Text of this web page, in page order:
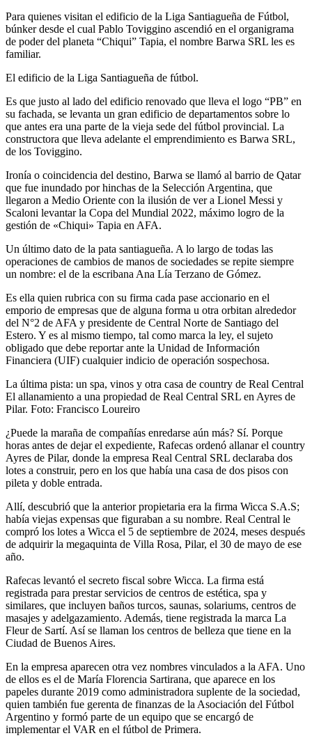
Para quienes visitan el edificio de la Liga Santiagueña de Fútbol,
búnker desde el cual Pablo Toviggino ascendió en el organigrama
de poder del planeta “Chiqui” Tapia, el nombre Barwa SRL les es
familiar.
El edificio de la Liga Santiagueña de fútbol.
Es que justo al lado del edificio renovado que lleva el logo “PB” en
su fachada, se levanta un gran edificio de departamentos sobre lo
que antes era una parte de la vieja sede del fútbol provincial. La
constructora que lleva adelante el emprendimiento es Barwa SRL,
de los Toviggino.
Ironía o coincidencia del destino, Barwa se llamó al barrio de Qatar
que fue inundado por hinchas de la Selección Argentina, que
llegaron a Medio Oriente con la ilusión de ver a Lionel Messi y
Scaloni levantar la Copa del Mundial 2022, máximo logro de la
gestión de «Chiqui» Tapia en AFA.
Un último dato de la pata santiagueña. A lo largo de todas las
operaciones de cambios de manos de sociedades se repite siempre
un nombre: el de la escribana Ana Lía Terzano de Gómez.
Es ella quien rubrica con su firma cada pase accionario en el
emporio de empresas que de alguna forma u otra orbitan alrededor
del N°2 de AFA y presidente de Central Norte de Santiago del
Estero. Y es al mismo tiempo, tal como marca la ley, el sujeto
obligado que debe reportar ante la Unidad de Información
Financiera (UIF) cualquier indicio de operación sospechosa.
La última pista: un spa, vinos y otra casa de country de Real Central
El allanamiento a una propiedad de Real Central SRL en Ayres de
Pilar. Foto: Francisco Loureiro
¿Puede la maraña de compañías enredarse aún más? Sí. Porque
horas antes de dejar el expediente, Rafecas ordenó allanar el country
Ayres de Pilar, donde la empresa Real Central SRL declaraba dos
lotes a construir, pero en los que había una casa de dos pisos con
pileta y doble entrada.
Allí, descubrió que la anterior propietaria era la firma Wicca S.A.S;
había viejas expensas que figuraban a su nombre. Real Central le
compró los lotes a Wicca el 5 de septiembre de 2024, meses después
de adquirir la megaquinta de Villa Rosa, Pilar, el 30 de mayo de ese
año.
Rafecas levantó el secreto fiscal sobre Wicca. La firma está
registrada para prestar servicios de centros de estética, spa y
similares, que incluyen baños turcos, saunas, solariums, centros de
masajes y adelgazamiento. Además, tiene registrada la marca La
Fleur de Sartí. Así se llaman los centros de belleza que tiene en la
Ciudad de Buenos Aires.
En la empresa aparecen otra vez nombres vinculados a la AFA. Uno
de ellos es el de María Florencia Sartirana, que aparece en los
papeles durante 2019 como administradora suplente de la sociedad,
quien también fue gerenta de finanzas de la Asociación del Fútbol
Argentino y formó parte de un equipo que se encargó de
implementar el VAR en el fútbol de Primera.